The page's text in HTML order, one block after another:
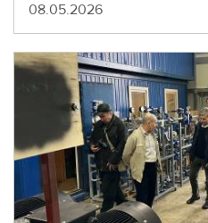
Дата
08.05.2026